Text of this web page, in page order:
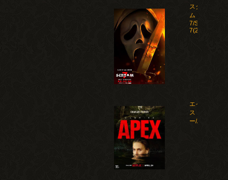
スクリー
ム
7/Scream
7(2026)
エイペック
ス・プレデタ
ー/